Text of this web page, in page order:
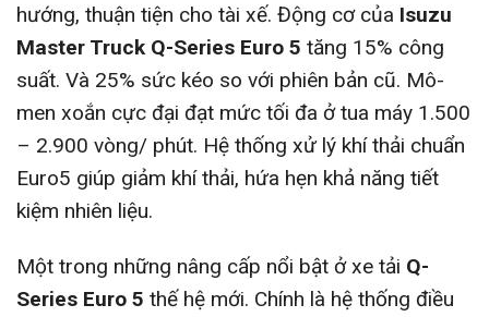
hướng, thuận tiện cho tài xế. Động cơ của Isuzu
Master Truck Q-Series Euro 5 tăng 15% công
suất. Và 25% sức kéo so với phiên bản cũ. Mô-
men xoắn cực đại đạt mức tối đa ở tua máy 1.500
– 2.900 vòng/ phút. Hệ thống xử lý khí thải chuẩn
Euro5 giúp giảm khí thải, hứa hẹn khả năng tiết
kiệm nhiên liệu.
Một trong những nâng cấp nổi bật ở xe tải Q-
Series Euro 5 thế hệ mới. Chính là hệ thống điều